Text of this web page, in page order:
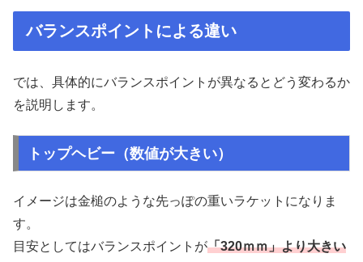
バランスポイントによる違い
では、具体的にバランスポイントが異なるとどう変わるか
を説明します。
トップヘビー（数値が大きい）
イメージは金槌のような先っぽの重いラケットになりま
す。
目安としてはバランスポイントが「320ｍｍ」より大きい